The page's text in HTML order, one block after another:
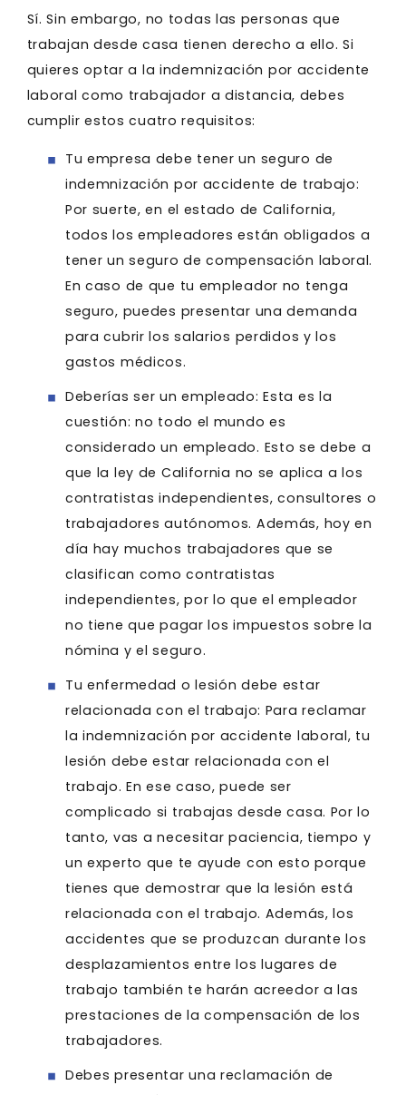
Sí. Sin embargo, no todas las personas que
trabajan desde casa tienen derecho a ello. Si
quieres optar a la indemnización por accidente
laboral como trabajador a distancia, debes
cumplir estos cuatro requisitos:
Tu empresa debe tener un seguro de
indemnización por accidente de trabajo:
Por suerte, en el estado de California,
todos los empleadores están obligados a
tener un seguro de compensación laboral.
En caso de que tu empleador no tenga
seguro, puedes presentar una demanda
para cubrir los salarios perdidos y los
gastos médicos.
Deberías ser un empleado: Esta es la
cuestión: no todo el mundo es
considerado un empleado. Esto se debe a
que la ley de California no se aplica a los
contratistas independientes, consultores o
trabajadores autónomos. Además, hoy en
día hay muchos trabajadores que se
clasifican como contratistas
independientes, por lo que el empleador
no tiene que pagar los impuestos sobre la
nómina y el seguro.
Tu enfermedad o lesión debe estar
relacionada con el trabajo: Para reclamar
la indemnización por accidente laboral, tu
lesión debe estar relacionada con el
trabajo. En ese caso, puede ser
complicado si trabajas desde casa. Por lo
tanto, vas a necesitar paciencia, tiempo y
un experto que te ayude con esto porque
tienes que demostrar que la lesión está
relacionada con el trabajo. Además, los
accidentes que se produzcan durante los
desplazamientos entre los lugares de
trabajo también te harán acreedor a las
prestaciones de la compensación de los
trabajadores.
Debes presentar una reclamación de